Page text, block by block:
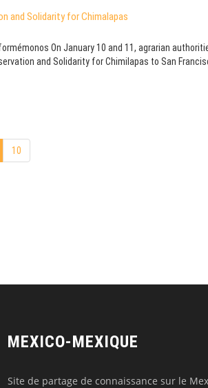
and Solidarity for Chimalapas
On January 10 and 11, agrarian
and Solidarity for Chimilapas to San
10
MEXICO-MEXIQUE
Site de partage de connaissance sur le